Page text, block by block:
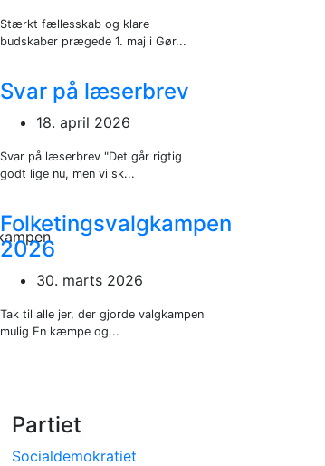
Stærkt fællesskab og klare
budskaber prægede 1. maj i Gør...
Svar på læserbrev
18. april 2026
Svar på læserbrev "Det går rigtig
godt lige nu, men vi sk...
Folketingsvalgkampen
2026
30. marts 2026
Tak til alle jer, der gjorde valgkampen
mulig En kæmpe og...
Partiet
Socialdemokratiet